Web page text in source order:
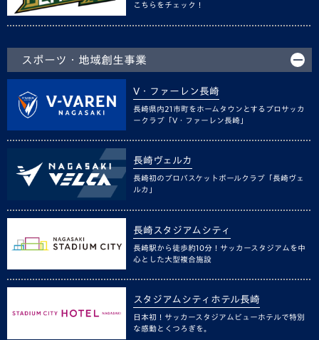
こちらをチェック！
スポーツ・地域創生事業
V・ファーレン長崎
長崎県内21市町をホームタウンとするプロサッカ
ークラブ「V・ファーレン長崎」
長崎ヴェルカ
長崎初のプロバスケットボールクラブ「長崎ヴェ
ルカ」
長崎スタジアムシティ
長崎駅から徒歩約10分！サッカースタジアムを中
心とした大型複合施設
スタジアムシティホテル長崎
日本初！サッカースタジアムビューホテルで特別
な感動とくつろぎを。